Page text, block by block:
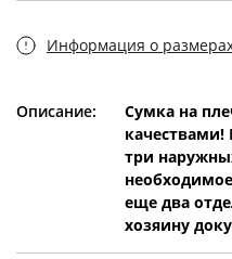
Информация о
Описание:
Сумка на
качествами!
три
еще два
хозяину